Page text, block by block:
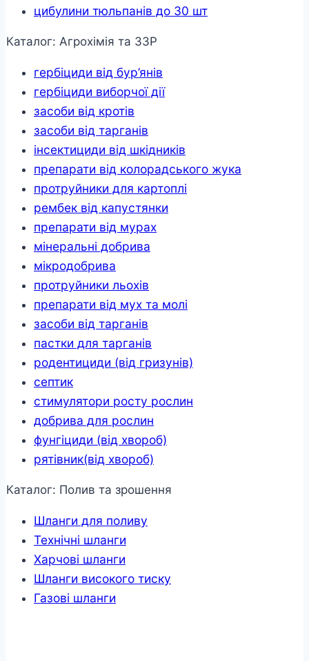
цибулини тюльпанів до 30 шт
Каталог: Агрохімія та ЗЗР
гербіциди від бур’янів
гербіциди виборчої дії
засоби від кротів
засоби від тарганів
інсектициди від шкідників
препарати від колорадського жука
протруйники для картоплі
рембек від капустянки
препарати від мурах
мінеральні добрива
мікродобрива
протруйники льохів
препарати від мух та молі
засоби від тарганів
пастки для тарганів
родентициди (від гризунів)
септик
стимулятори росту рослин
добрива для рослин
фунгіциди (від хвороб)
рятівник(від хвороб)
Каталог: Полив та зрошення
Шланги для поливу
Технічні шланги
Харчові шланги
Шланги високого тиску
Газові шланги